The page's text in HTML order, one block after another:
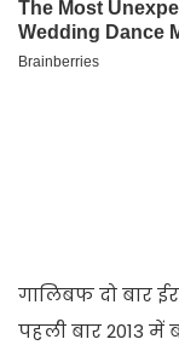
गालिबफ दो बार
पहली बार 2013 में